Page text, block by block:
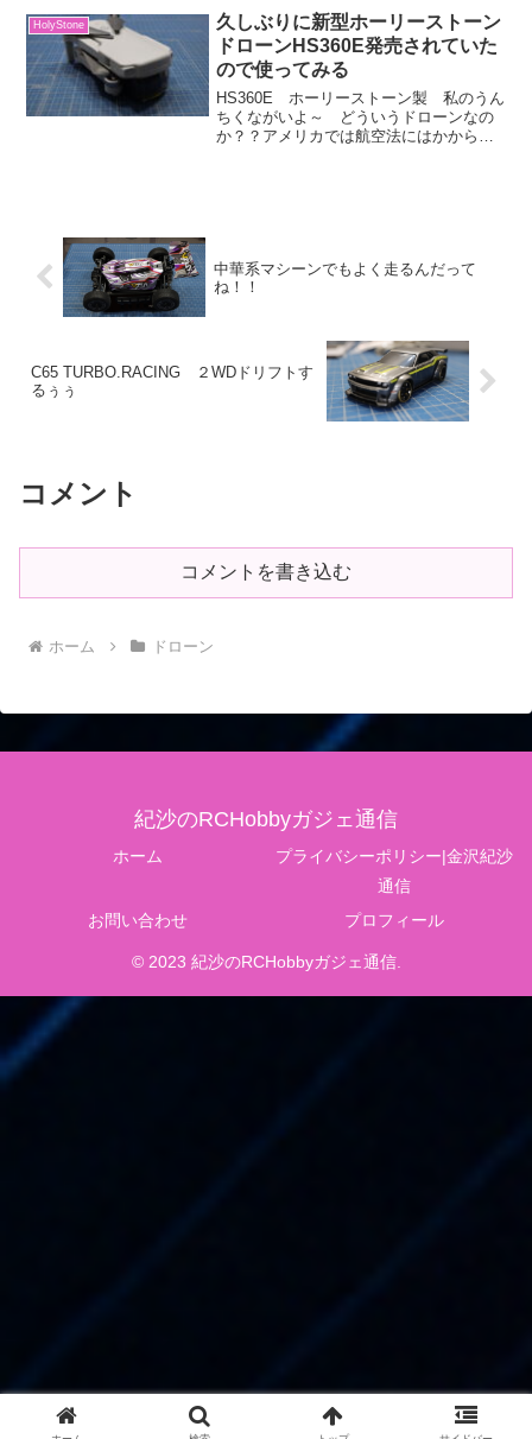
許がいると思い取りに行ったり、ドロー
ンスクール通わない...
HolyStone
久しぶりに新型ホーリーストーン
ドローンHS360E発売されていた
ので使ってみる
HS360E ホーリーストーン製 私のうん
ちくながいよ～ どういうドローンなの
か？？アメリカでは航空法にはかからな
中華系マシーンでもよく走るんだって
ね！！
C65 TURBO.RACING ２WDドリフトす
るぅぅ
コメント
コメントを書き込む
ホーム ドローン
紀沙のRCHobbyガジェ通信
ホーム
プライバシーポリシー|金沢紀沙
通信
お問い合わせ
プロフィール
© 2023 紀沙のRCHobbyガジェ通信.